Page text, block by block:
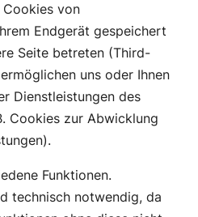
Cookies von
Endgerät gespeichert
Seite betreten (Third-
uns oder Ihnen
Dienstleistungen des
Cookies zur Abwicklung
Funktionen.
technisch notwendig, da